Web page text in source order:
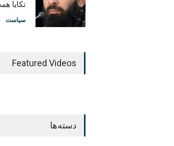
تکایا
سیاست
Featured Videos
دسته‌ها